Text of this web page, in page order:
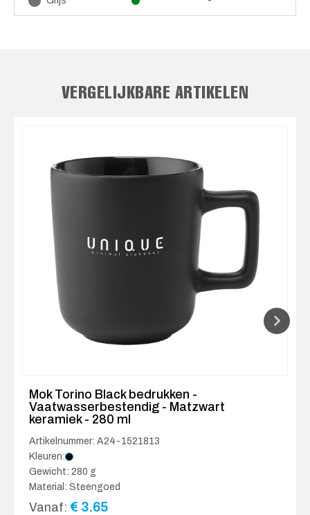
VERGELIJKBARE ARTIKELEN
Mok Torino Black bedrukken -
Vaatwasserbestendig - Matzwart
keramiek - 280 ml
Artikelnummer: A24-1521813
Kleuren:
Gewicht: 280 g
Material: Steengoed
Vanaf: € 3.65